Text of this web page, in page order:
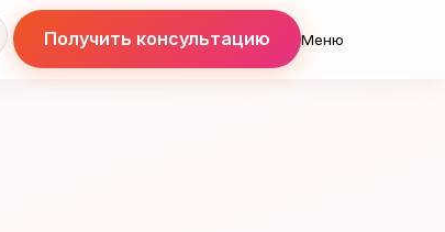
Получить консультацию Меню